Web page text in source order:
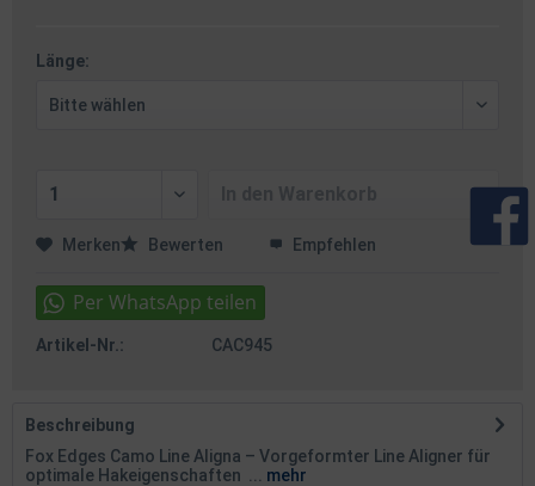
Länge:
Merken Bewerten Empfehlen
Artikel-Nr.: CAC945
Beschreibung
Fox Edges Camo Line Aligna – Vorgeformter Line Aligner für
optimale Hakeigenschaften ...
mehr